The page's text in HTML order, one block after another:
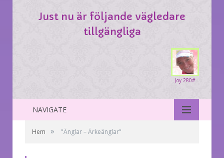
Just nu är följande vägledare
tillgängliga
Joy 280#
NAVIGATE
Hem » "Änglar – Ärkeänglar"